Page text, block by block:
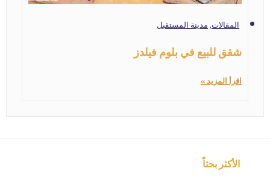
المقالات,مدينة المستقبل
شقق للبيع في بلوم فيلدز
اقرأ المزيد »
الأكثر بحثاً